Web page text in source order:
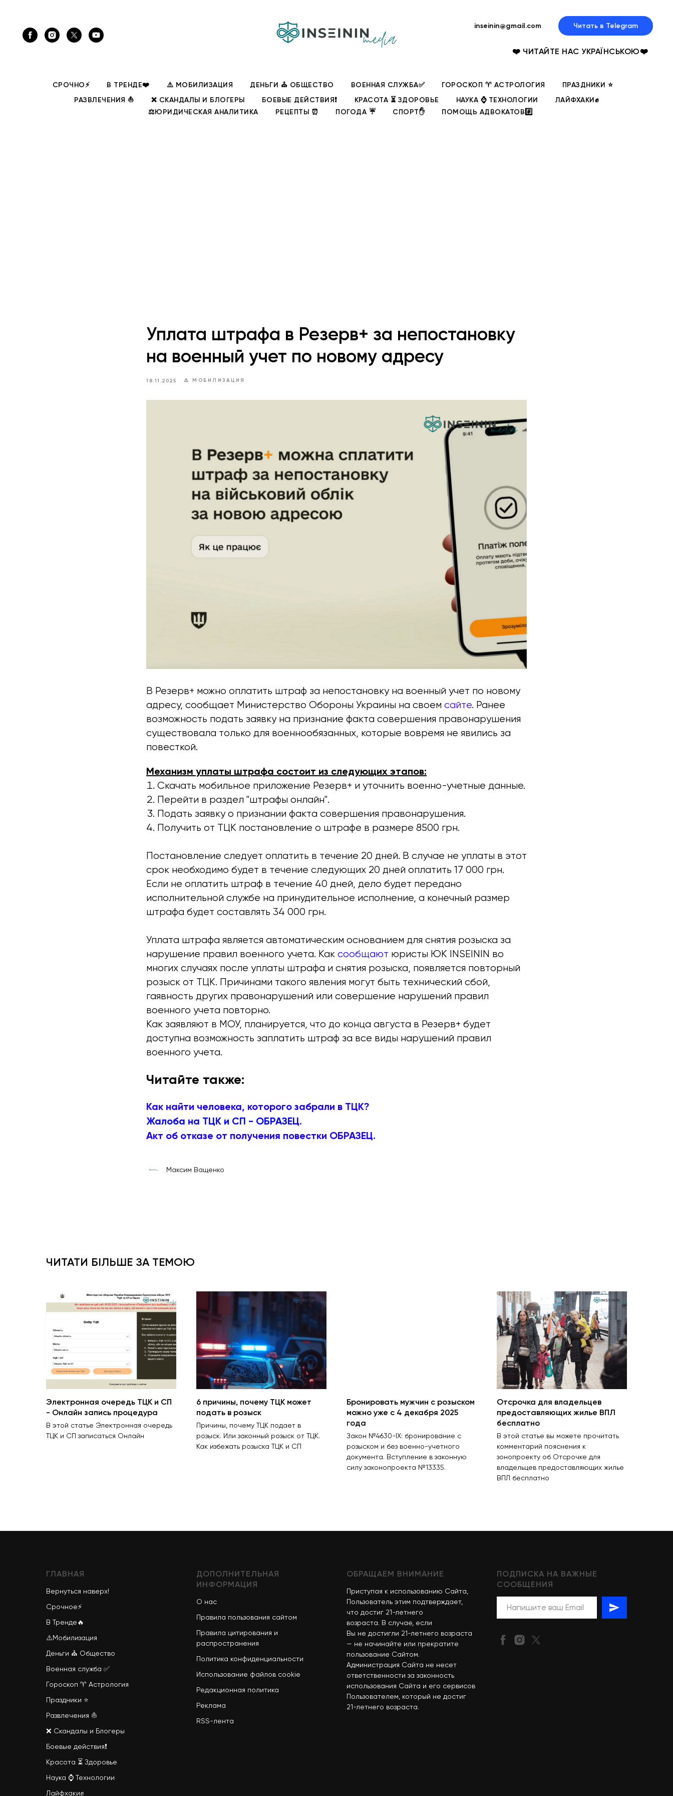
inseinin@gmail.com Читать в Telegram
❤️ ЧИТАЙТЕ НАС УКРАЇНСЬКОЮ❤️
СРОЧНО⚡ В ТРЕНДЕ❤️ ⚠️ МОБИЛИЗАЦИЯ ДЕНЬГИ ⛪ ОБЩЕСТВО ВОЕННАЯ СЛУЖБА✅ ГОРОСКОП ♈ АСТРОЛОГИЯ
ПРАЗДНИКИ ⭐
РАЗВЛЕЧЕНИЯ ⛵
❌ СКАНДАЛЫ И БЛОГЕРЫ БОЕВЫЕ ДЕЙСТВИЯ❗ КРАСОТА ⏳ ЗДОРОВЬЕ НАУКА ⌚ ТЕХНОЛОГИИ
ЛАЙФХАКИ✊
⚖️ЮРИДИЧЕСКАЯ АНАЛИТИКА
РЕЦЕПТЫ ⏰ ПОГОДА ☔ СПОРТ✋ ПОМОЩЬ АДВОКАТОВ#️⃣
Уплата штрафа в Резерв+ за непостановку
на военный учет по новому адресу
18.11.2025 ⚠️ МОБИЛИЗАЦИЯ
В Резерв+ можно оплатить штраф за непостановку на военный учет по новому
адресу, сообщает Министерство Обороны Украины на своем сайте. Ранее
возможность подать заявку на признание факта совершения правонарушения
существовала только для военнообязанных, которые вовремя не явились за
повесткой.
Механизм уплаты штрафа состоит из следующих этапов:
Скачать мобильное приложение Резерв+ и уточнить военно-учетные данные.
Перейти в раздел "штрафы онлайн".
Подать заявку о признании факта совершения правонарушения.
Получить от ТЦК постановление о штрафе в размере 8500 грн.
Постановление следует оплатить в течение 20 дней. В случае не уплаты в этот
срок необходимо будет в течение следующих 20 дней оплатить 17 000 грн.
Если не оплатить штраф в течение 40 дней, дело будет передано
исполнительной службе на принудительное исполнение, а конечный размер
штрафа будет составлять 34 000 грн.
Уплата штрафа является автоматическим основанием для снятия розыска за
нарушение правил военного учета. Как сообщают юристы ЮК INSEININ во
многих случаях после уплаты штрафа и снятия розыска, появляется повторный
розыск от ТЦК. Причинами такого явления могут быть технический сбой,
гаявность других правонарушений или совершение нарушений правил
военного учета повторно.
Как заявляют в МОУ, планируется, что до конца августа в Резерв+ будет
доступна возможность заплатить штраф за все виды нарушений правил
военного учета.
Читайте также:
Как найти человека, которого забрали в ТЦК?
Жалоба на ТЦК и СП - ОБРАЗЕЦ.
Акт об отказе от получения повестки ОБРАЗЕЦ.
Максим Ващенко
ЧИТАТИ БІЛЬШЕ ЗА ТЕМОЮ
Электронная очередь ТЦК и СП
- Онлайн запись процедура
В этой статье Электронная очередь
ТЦК и СП записаться Онлайн
6 причины, почему ТЦК может
подать в розыск
Причины, почему ТЦК подает в
розыск. Или законный розыск от ТЦК.
Как избежать розыска ТЦК и СП
Бронировать мужчин с розыском
можно уже с 4 декабря 2025
года
Закон №4630-IX: бронирование с
розыском и без военно-учетного
документа. Вступление в законную
силу законопроекта №13335.
Отсрочка для владельцев
предоставляющих жилье ВПЛ
бесплатно
В этой статье вы можете прочитать
комментарий пояснения к
зонопроекту об Отсрочке для
владельцев предоставляющих жилье
ВПЛ бесплатно
ГЛАВНАЯ
Вернуться наверх!
Срочное⚡
В Тренде🔥
⚠️Мобилизация
Деньги ⛪ Общество
Военная служба ✅
Гороскоп ♈ Астрология
Праздники ⭐
Развлечения ⛵
❌ Скандалы и Блогеры
Боевые действия❗
Красота ⏳ Здоровье
Наука ⌚ Технологии
Лайфхаки✊
ДОПОЛНИТЕЛЬНАЯ
ИНФОРМАЦИЯ
О нас
Правила пользования сайтом
Правила цитирования и
распространения
Политика конфиденциальности
Использование файлов cookie
Редакционная политика
Реклама
RSS-лента
ОБРАЩАЕМ ВНИМАНИЕ
Приступая к использованию Сайта,
Пользователь этим подтверждает,
что достиг 21-летнего
возраста. В случае, если
Вы не достигли 21-летнего возраста
— не начинайте или прекратите
пользование Сайтом.
Администрация Сайта не несет
ответственности за законность
использования Сайта и его сервисов
Пользователем, который не достиг
21-летнего возраста.
ПОДПИСКА НА ВАЖНЫЕ
СООБЩЕНИЯ